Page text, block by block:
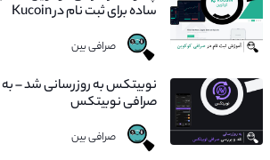
ساده برای ثبت نام در Kucoin
صرافی بین
نوبیتکس به روزرسانی شد – به
صرافی نوبیتکس
صرافی بین